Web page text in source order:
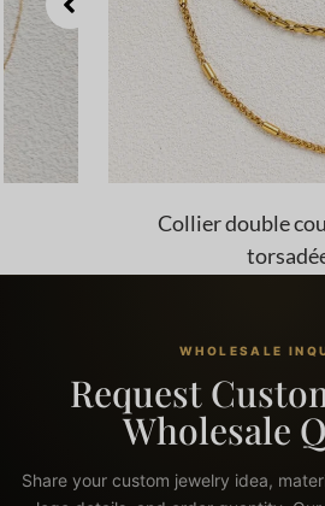
Collier double couche en
torsadées et
WHOLESALE
Request
Wholesale
Share your custom jewelry idea,